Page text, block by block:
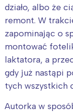
działo, albo że
remont. W
zapominając o
montować
laktatora, a
gdy już nastąpi
tych wszystkich
Autorka w